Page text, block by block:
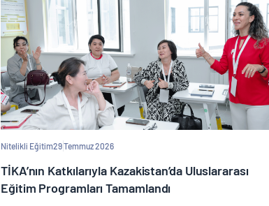
Nitelikli Eğitim29 Temmuz 2026
TİKA’nın Katkılarıyla Kazakistan’da Uluslararası
Eğitim Programları Tamamlandı